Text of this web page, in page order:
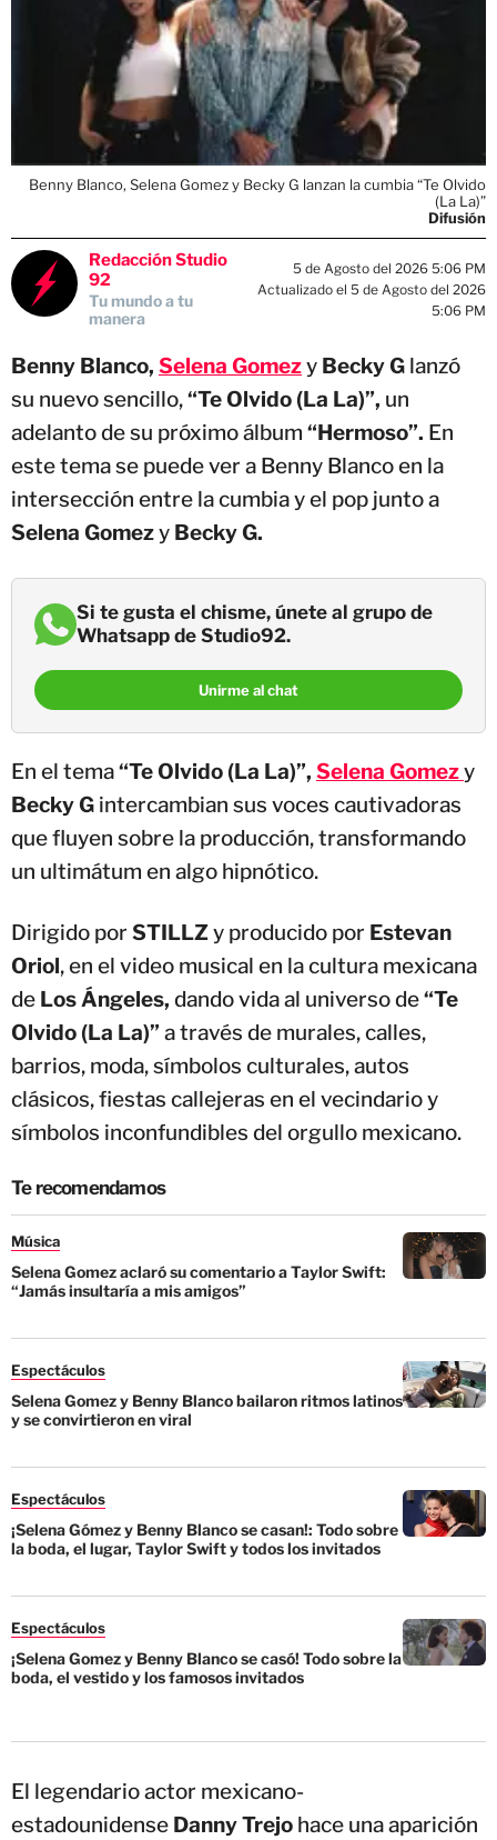
Benny Blanco, Selena Gomez y Becky G lanzan la cumbia “Te Olvido
(La La)”
Difusión
Redacción Studio
92
Tu mundo a tu
manera
5 de Agosto del 2026 5:06 PM
Actualizado el 5 de Agosto del 2026
5:06 PM
Benny Blanco, Selena Gomezy Becky G lanzó
su nuevo sencillo,“Te Olvido (La La)”, un
adelanto de su próximo álbum “Hermoso”. En
este tema se puede ver a Benny Blanco en la
intersección entre la cumbia y el pop junto a
Selena Gomezy Becky G.
Si te gusta el chisme, únete al grupo de
Whatsapp de Studio92.
Unirme al chat
En el tema“Te Olvido (La La)”, Selena Gomezy
Becky G intercambian sus voces cautivadoras
que fluyen sobre la producción, transformando
un ultimátum en algo hipnótico.
Dirigido por STILLZy producido por Estevan
Oriol, en el video musical en la cultura mexicana
de Los Ángeles, dando vida al universo de“Te
Olvido (La La)” a través de murales, calles,
barrios, moda, símbolos culturales, autos
clásicos, fiestas callejeras en el vecindario y
símbolos inconfundibles del orgullo mexicano.
Te recomendamos
Música
Selena Gomez aclaró su comentario a Taylor Swift:
“Jamás insultaría a mis amigos”
Espectáculos
Selena Gomez y Benny Blanco bailaron ritmos latinos
y se convirtieron en viral
Espectáculos
¡Selena Gómez y Benny Blanco se casan!: Todo sobre
la boda, el lugar, Taylor Swift y todos los invitados
Espectáculos
¡Selena Gomez y Benny Blanco se casó! Todo sobre la
boda, el vestido y los famosos invitados
El legendario actor mexicano-
estadounidense Danny Trejo hace una aparición